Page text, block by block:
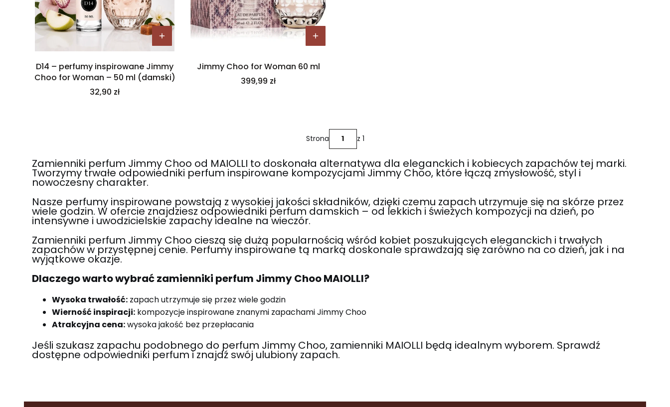
D14 – perfumy inspirowane Jimmy
Choo for Woman – 50 ml (damski)
Cena
32,90 zł
Jimmy Choo for Woman 60 ml
Cena
399,99 zł
Strona z 1
Zamienniki perfum Jimmy Choo od MAIOLLI to doskonała alternatywa dla eleganckich i kobiecych zapachów tej marki.
Tworzymy trwałe odpowiedniki perfum inspirowane kompozycjami Jimmy Choo, które łączą zmysłowość, styl i
nowoczesny charakter.
Nasze perfumy inspirowane powstają z wysokiej jakości składników, dzięki czemu zapach utrzymuje się na skórze przez
wiele godzin. W ofercie znajdziesz odpowiedniki perfum damskich – od lekkich i świeżych kompozycji na dzień, po
intensywne i uwodzicielskie zapachy idealne na wieczór.
Zamienniki perfum Jimmy Choo cieszą się dużą popularnością wśród kobiet poszukujących eleganckich i trwałych
zapachów w przystępnej cenie. Perfumy inspirowane tą marką doskonale sprawdzają się zarówno na co dzień, jak i na
wyjątkowe okazje.
Dlaczego warto wybrać zamienniki perfum Jimmy Choo MAIOLLI?
Wysoka trwałość: zapach utrzymuje się przez wiele godzin
Wierność inspiracji: kompozycje inspirowane znanymi zapachami Jimmy Choo
Atrakcyjna cena:wysoka jakość bez przepłacania
Jeśli szukasz zapachu podobnego do perfum Jimmy Choo, zamienniki MAIOLLI będą idealnym wyborem. Sprawdź
dostępne odpowiedniki perfum i znajdź swój ulubiony zapach.